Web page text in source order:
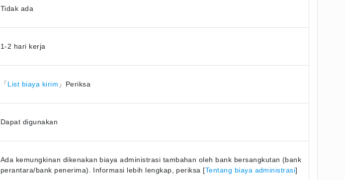
Tidak ada
1-2 hari kerja
「List biaya kirim 」Periksa
Dapat digunakan
Ada kemungkinan dikenakan biaya administrasi tambahan oleh bank bersangkutan (bank
perantara/bank penerima). Informasi lebih lengkap, periksa [Tentang biaya administrasi]